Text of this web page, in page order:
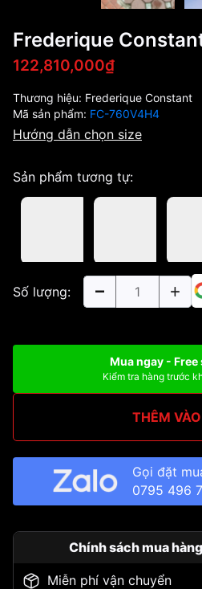
Frederique
122,810,000₫
Thương hiệu: Frederique Constant
Mã sản phẩm: FC-760V4H4
Hướng dẫn chọn size
Sản phẩm tương tự:
Số lượng:
Mua ngay -
Kiểm tra hàng trước
THÊM
Gọi đặt
0795 496
Chính sách mua
Miễn phí vận chuyển